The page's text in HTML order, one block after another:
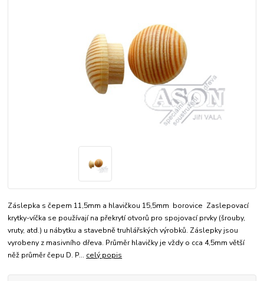
Záslepka s čepem 11,5mm a hlavičkou 15,5mm borovice Zaslepovací
krytky-víčka se používají na překrytí otvorů pro spojovací prvky (šrouby,
vruty, atd.) u nábytku a stavebně truhlářských výrobků. Záslepky jsou
vyrobeny z masivního dřeva. Průměr hlavičky je vždy o cca 4,5mm větší
něž průměr čepu D. P... celý popis